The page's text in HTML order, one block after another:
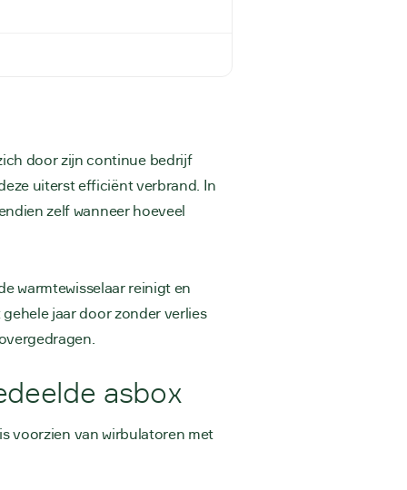
door zijn continue bedrijf
uiterst efficiënt verbrand. In
zelf wanneer hoeveel
warmtewisselaar reinigt en
jaar door zonder verlies
asbox
voorzien van wirbulatoren met